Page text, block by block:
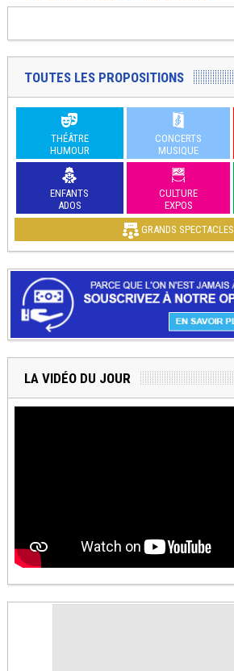
TOUTES LES PROPOSITIONS
THÉÂTRE
HUMOUR
CONCERTS
MUSIQUE
ENFANTS
ADOS
CULTURE
EXPOS
GRANDS SPECTACLES
LA VIDÉO DU JOUR